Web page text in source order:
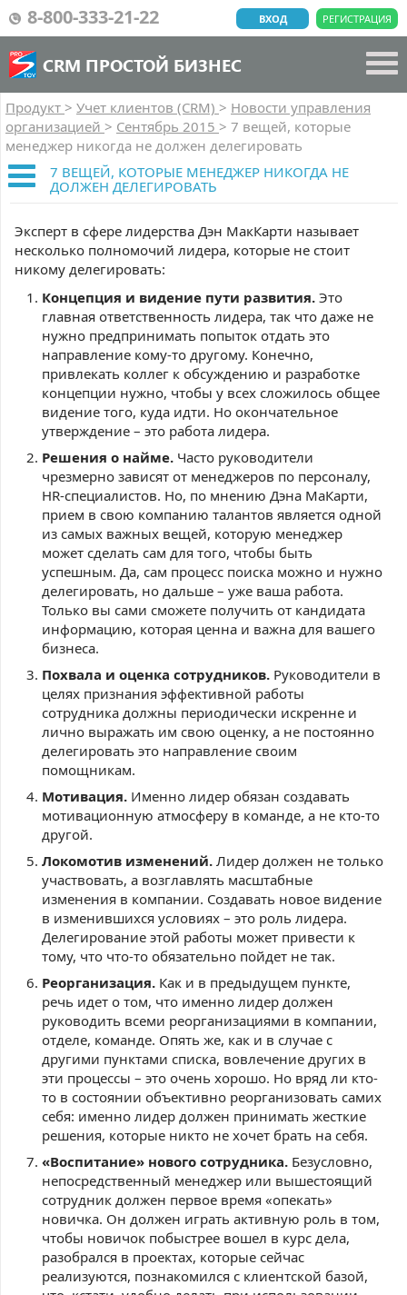
8-800-333-21-22 РЕГИСТРАЦИЯ
ВХОД
CRM ПРОСТОЙ БИЗНЕС
Продукт > Учет клиентов (CRM) > Новости управления
организацией > Сентябрь 2015 > 7 вещей, которые
менеджер никогда не должен делегировать
7 ВЕЩЕЙ, КОТОРЫЕ МЕНЕДЖЕР НИКОГДА НЕ
ДОЛЖЕН ДЕЛЕГИРОВАТЬ
Эксперт в сфере лидерства Дэн МакКарти называет
несколько полномочий лидера, которые не стоит
никому делегировать:
Концепция и видение пути развития. Это
главная ответственность лидера, так что даже не
нужно предпринимать попыток отдать это
направление кому-то другому. Конечно,
привлекать коллег к обсуждению и разработке
концепции нужно, чтобы у всех сложилось общее
видение того, куда идти. Но окончательное
утверждение – это работа лидера.
Решения о найме. Часто руководители
чрезмерно зависят от менеджеров по персоналу,
HR-специалистов. Но, по мнению Дэна МаКарти,
прием в свою компанию талантов является одной
из самых важных вещей, которую менеджер
может сделать сам для того, чтобы быть
успешным. Да, сам процесс поиска можно и нужно
делегировать, но дальше – уже ваша работа.
Только вы сами сможете получить от кандидата
информацию, которая ценна и важна для вашего
бизнеса.
Похвала и оценка сотрудников. Руководители в
целях признания эффективной работы
сотрудника должны периодически искренне и
лично выражать им свою оценку, а не постоянно
делегировать это направление своим
помощникам.
Мотивация. Именно лидер обязан создавать
мотивационную атмосферу в команде, а не кто-то
другой.
Локомотив изменений. Лидер должен не только
участвовать, а возглавлять масштабные
изменения в компании. Создавать новое видение
в изменившихся условиях – это роль лидера.
Делегирование этой работы может привести к
тому, что что-то обязательно пойдет не так.
Реорганизация. Как и в предыдущем пункте,
речь идет о том, что именно лидер должен
руководить всеми реорганизациями в компании,
отделе, команде. Опять же, как и в случае с
другими пунктами списка, вовлечение других в
эти процессы – это очень хорошо. Но вряд ли кто-
то в состоянии объективно реорганизовать самих
себя: именно лидер должен принимать жесткие
решения, которые никто не хочет брать на себя.
«Воспитание» нового сотрудника. Безусловно,
непосредственный менеджер или вышестоящий
сотрудник должен первое время «опекать»
новичка. Он должен играть активную роль в том,
чтобы новичок побыстрее вошел в курс дела,
разобрался в проектах, которые сейчас
реализуются, познакомился с клиентской базой,